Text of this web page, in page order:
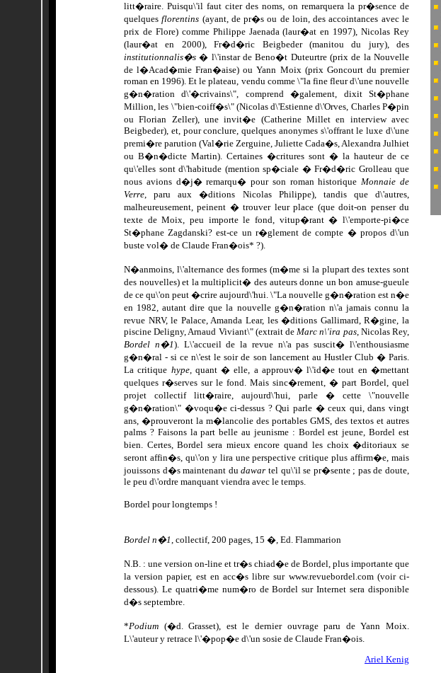
litt�raire. Puisqu\'il faut citer des noms, on remarquera la pr�sence de
quelquesflorentins (ayant, de pr�s ou de loin, des accointances avec le
prix de Flore) comme Philippe Jaenada (laur�at en 1997), Nicolas Rey
(laur�at en 2000), Fr�d�ric Beigbeder (manitou du jury), des
institutionnalis�s � l\'instar de Beno�t Duteurtre (prix de la Nouvelle
de l�Acad�mie Fran�aise) ou Yann Moix (prix Goncourt du premier
roman en 1996). Et le plateau, vendu comme \"la fine fleur d\'une nouvelle
g�n�ration d\'�crivains\", comprend �galement, dixit St�phane
Million, les \"bien-coiff�s\" (Nicolas d\'Estienne d\'Orves, Charles P�pin
ou Florian Zeller), une invit�e (Catherine Millet en interview avec
Beigbeder), et, pour conclure, quelques anonymes s\'offrant le luxe d\'une
premi�re parution (Val�rie Zerguine, Juliette Cada�s, Alexandra Julhiet
ou B�n�dicte Martin). Certaines �critures sont � la hauteur de ce
qu\'elles sont d\'habitude (mention sp�ciale � Fr�d�ric Grolleau que
nous avions d�j� remarqu� pour son roman historiqueMonnaie de
Verre, paru aux �ditions Nicolas Philippe), tandis que d\'autres,
malheureusement, peinent � trouver leur place (que doit-on penser du
texte de Moix, peu importe le fond, vitup�rant � l\'emporte-pi�ce
St�phane Zagdanski? est-ce un r�glement de compte � propos d\'un
buste vol� de Claude Fran�ois* ?).
N�anmoins, l\'alternance des formes (m�me si la plupart des textes sont
des nouvelles) et la multiplicit� des auteurs donne un bon amuse-gueule
de ce qu\'on peut �crire aujourd\'hui. \"La nouvelle g�n�ration est n�e
en 1982, autant dire que la nouvelle g�n�ration n\'a jamais connu la
revue NRV, le Palace, Amanda Lear, les �ditions Gallimard, R�gine, la
piscine Deligny, Arnaud Viviant\" (extrait deMarc n\'ira pas, Nicolas Rey,
Bordel n�1). L\'accueil de la revue n\'a pas suscit� l\'enthousiasme
g�n�ral - si ce n\'est le soir de son lancement au Hustler Club � Paris.
La critique hype, quant � elle, a approuv� l\'id�e tout en �mettant
quelques r�serves sur le fond. Mais sinc�rement, � part Bordel, quel
projet collectif litt�raire, aujourd\'hui, parle � cette \"nouvelle
g�n�ration\" �voqu�e ci-dessus ? Qui parle � ceux qui, dans vingt
ans, �prouveront la m�lancolie des portables GMS, des textos et autres
palms ? Faisons la part belle au jeunisme : Bordel est jeune, Bordel est
bien. Certes, Bordel sera mieux encore quand les choix �ditoriaux se
seront affin�s, qu\'on y lira une perspective critique plus affirm�e, mais
jouissons d�s maintenant dudawar tel qu\'il se pr�sente ; pas de doute,
le peu d\'ordre manquant viendra avec le temps.
Bordel pour longtemps !
Bordel n�1, collectif, 200 pages, 15 �, Ed. Flammarion
N.B. : une version on-line et tr�s chiad�e de Bordel, plus importante que
la version papier, est en acc�s libre sur www.revuebordel.com (voir ci-
dessous). Le quatri�me num�ro de Bordel sur Internet sera disponible
d�s septembre.
*Podium (�d. Grasset), est le dernier ouvrage paru de Yann Moix.
L\'auteur y retrace l\'�pop�e d\'un sosie de Claude Fran�ois.
Ariel Kenig